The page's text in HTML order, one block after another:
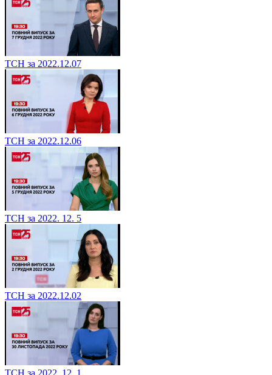
ТСН за 2022.12.07
ТСН за 2022.12.06
ТСН за 2022. 12. 5
ТСН за 2022.12.02
ТСН за 2022. 12. 1